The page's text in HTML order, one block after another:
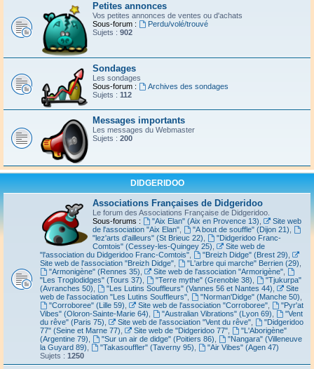
Petites annonces
Vos petites annonces de ventes ou d'achats
Sous-forum :
Perdu/volé/trouvé
Sujets : 902
Sondages
Les sondages
Sous-forum :
Archives des sondages
Sujets : 112
Messages importants
Les messages du Webmaster
Sujets : 200
DIDGERIDOO
Associations Françaises de Didgeridoo
Le forum des Associations Française de Didgeridoo.
Sous-forums :
"Aix Elan" (Aix en Provence 13)
Site web
de l'association "Aix Elan"
"A bout de souffle" (Dijon 21)
"lez'arts d'ailleurs" (St Brieuc 22)
"Didgeridoo Franc-
Comtois" (Cessey-les-Quingey 25)
Site web de
"l'association du Didgeridoo Franc-Comtois"
"Breizh Didge" (Brest 29)
Site web de l'association "Breizh Didge"
"L'arbre qui marche" Berrien (29)
"Armonigène" (Rennes 35)
Site web de l'association "Armorigène",
"Les Troglodidges" (Tours 37)
"Terre mythe" (Grenoble 38)
"Tjukurpa"
(Avranches 50)
"Les Lutins Souffleurs" (Vannes 56 et Nantes 44)
Site
web de l'association "Les Lutins Souffleurs"
"Norman'Didge" (Manche 50)
"Corroboree" (Lille 59)
Site web de l'association "Corroboree",
"Pyr'at
Vibes" (Oloron-Sainte-Marie 64)
"Australian Vibrations" (Lyon 69)
"Vent
du rêve" (Paris 75)
Site web de l'association "Vent du rêve",
"Didgeridoo
77" (Seine et Marne 77)
Site web de "Didgeridoo 77",
"L'Aborigène"
(Argentine 79)
"Sur un air de didge" (Poitiers 86)
"Nangara" (Villeneuve
la Guyard 89)
"Takasouffler" (Taverny 95)
"Air Vibes" (Agen 47)
Sujets : 1250